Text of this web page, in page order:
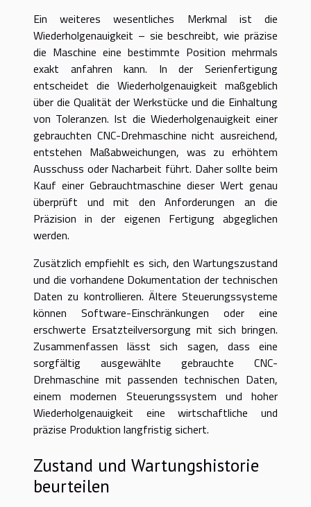
Ein weiteres wesentliches Merkmal ist die
Wiederholgenauigkeit – sie beschreibt, wie präzise
die Maschine eine bestimmte Position mehrmals
exakt anfahren kann. In der Serienfertigung
entscheidet die Wiederholgenauigkeit maßgeblich
über die Qualität der Werkstücke und die Einhaltung
von Toleranzen. Ist die Wiederholgenauigkeit einer
gebrauchten CNC-Drehmaschine nicht ausreichend,
entstehen Maßabweichungen, was zu erhöhtem
Ausschuss oder Nacharbeit führt. Daher sollte beim
Kauf einer Gebrauchtmaschine dieser Wert genau
überprüft und mit den Anforderungen an die
Präzision in der eigenen Fertigung abgeglichen
werden.
Zusätzlich empfiehlt es sich, den Wartungszustand
und die vorhandene Dokumentation der technischen
Daten zu kontrollieren. Ältere Steuerungssysteme
können Software-Einschränkungen oder eine
erschwerte Ersatzteilversorgung mit sich bringen.
Zusammenfassen lässt sich sagen, dass eine
sorgfältig ausgewählte gebrauchte CNC-
Drehmaschine mit passenden technischen Daten,
einem modernen Steuerungssystem und hoher
Wiederholgenauigkeit eine wirtschaftliche und
präzise Produktion langfristig sichert.
Zustand und Wartungshistorie
beurteilen